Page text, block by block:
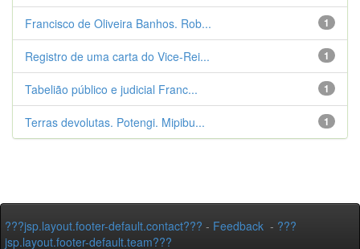
1
Francisco de Oliveira Banhos. Rob...
1
Registro de uma carta do Vice-Rei...
1
Tabelião público e judicial Franc...
1
Terras devolutas. Potengi. Mipibu...
???jsp.layout.footer-default.contact??? - Feedback - ???
jsp.layout.footer-default.team???